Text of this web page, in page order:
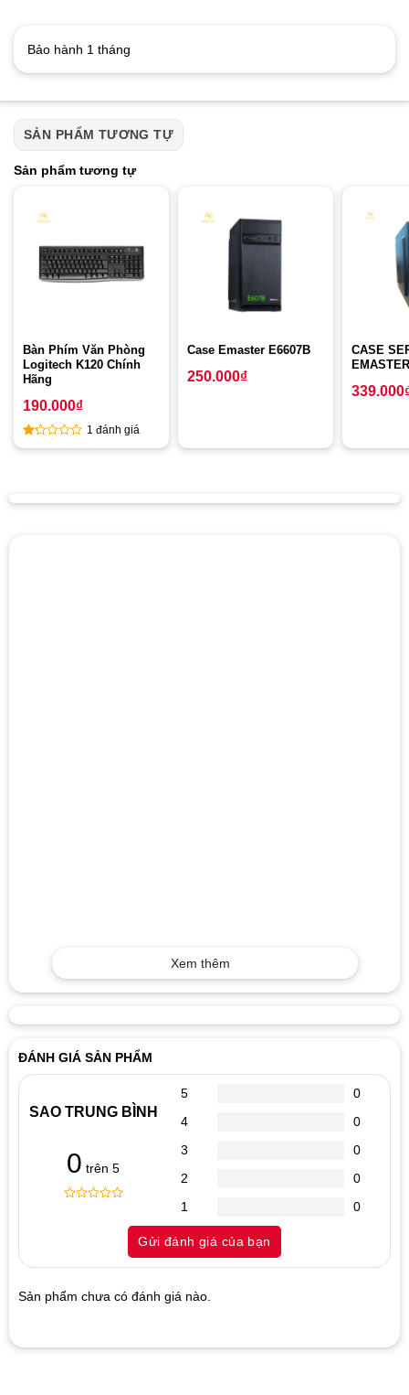
Bảo hành 1 tháng
SẢN PHẨM TƯƠNG TỰ
Sản phẩm tương tự
Bàn Phím Văn Phòng
Logitech K120 Chính
Hãng
1
190.000₫
1 đánh giá
Case Emaster E6607B
250.000₫
CASE
339.000
Xem thêm
ĐÁNH GIÁ SẢN PHẨM
SAO TRUNG BÌNH
0 trên 5
customer
ratings
5
0
4
0
3
0
2
0
1
0
Gửi đánh giá của bạn
Sản phẩm chưa có đánh giá nào.
Hãy là người đánh giá đầu tiên cho sản phẩm “Nguồn